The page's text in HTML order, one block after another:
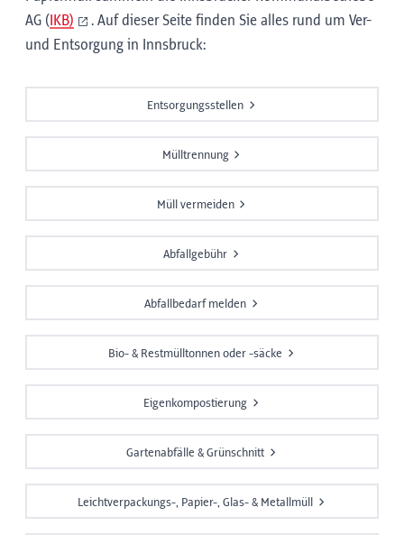
AG ( IKB)
. Auf dieser Seite finden Sie alles rund um Ver-
und Entsorgung in Innsbruck:
Entsorgungsstellen
Mülltrennung
Müll vermeiden
Abfallgebühr
Abfallbedarf melden
Bio- & Restmülltonnen oder -säcke
Eigenkompostierung
Gartenabfälle & Grünschnitt
Leichtverpackungs-, Papier-, Glas- & Metallmüll